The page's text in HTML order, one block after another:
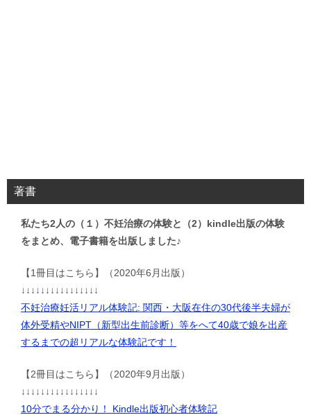
著書
私たち2人の（１）不妊治療の体験と（2）kindle出版の体験
をまとめ、電子書籍を出版しました♪
【1冊目はこちら】（2020年6月出版）
↓↓↓↓↓↓↓↓↓↓↓↓↓↓↓↓
不妊治療妊活リアル体験記: 関西・大阪在住の30代後半夫婦が
体外受精やNIPT（新型出生前診断）等をへて40歳で娘を出産
するまでの超リアルな体験記です！
【2冊目はこちら】（2020年9月出版）
↓↓↓↓↓↓↓↓↓↓↓↓↓↓↓↓
10分でまる分かり！ Kindle出版初心者体験記